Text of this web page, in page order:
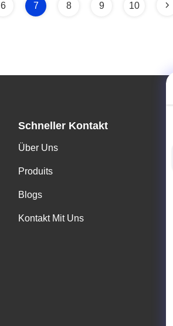
6 7 8 9 10
Schneller Kontakt
Über Uns
Produits
Blogs
Kontakt Mit Uns